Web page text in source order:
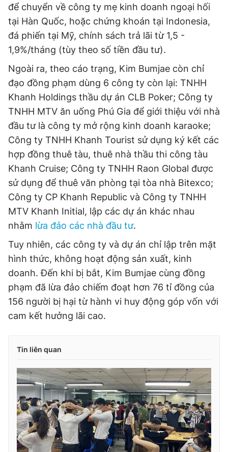
để chuyển về công ty mẹ kinh doanh ngoại hối
tại Hàn Quốc, hoặc chứng khoán tại Indonesia,
đá phiến tại Mỹ, chính sách trả lãi từ 1,5 -
1,9%/tháng (tùy theo số tiền đầu tư).
Ngoài ra, theo cáo trạng, Kim Bumjae còn chỉ
đạo đồng phạm dùng 6 công ty còn lại: TNHH
Khanh Holdings thầu dự án CLB Poker; Công ty
TNHH MTV ăn uống Phú Gia để giới thiệu với nhà
đầu tư là công ty mở rộng kinh doanh karaoke;
Công ty TNHH Khanh Tourist sử dụng ký kết các
hợp đồng thuê tàu, thuê nhà thầu thi công tàu
Khanh Cruise; Công ty TNHH Raon Global được
sử dụng để thuê văn phòng tại tòa nhà Bitexco;
Công ty CP Khanh Republic và Công ty TNHH
MTV Khanh Initial, lập các dự án khác nhau
nhằm lừa đảo các nhà đầu tư.
Tuy nhiên, các công ty và dự án chỉ lập trên mặt
hình thức, không hoạt động sản xuất, kinh
doanh. Đến khi bị bắt, Kim Bumjae cùng đồng
phạm đã lừa đảo chiếm đoạt hơn 76 tỉ đồng của
156 người bị hại từ hành vi huy động góp vốn với
cam kết hưởng lãi cao.
Tin liên quan